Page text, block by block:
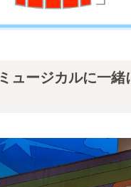
ュージカルに一緒